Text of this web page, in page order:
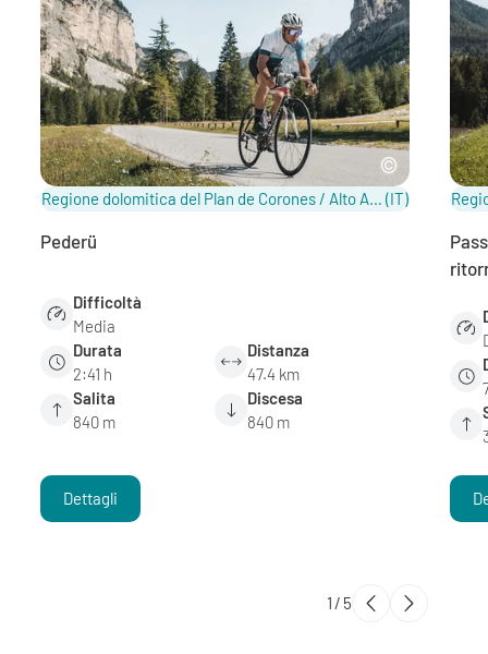
Regione dolomitica del Plan de Corones / Alto Adige (IT)
Pederü
Difficoltà
Media
Durata
2:41 h
Distanza
47.4 km
Salita
840 m
Discesa
840 m
Dettagli
1 / 5